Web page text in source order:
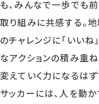
も、みんなで一歩でも
取り組みに共感する。
のチャレンジに「いいね
なアクションの積み重
変えていく力になるはず
サッカーには、人を動